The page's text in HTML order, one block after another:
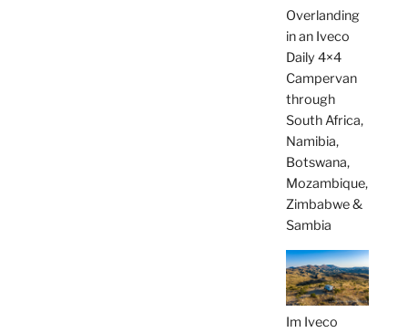
Overlanding
in an Iveco
Daily 4×4
Campervan
through
South Africa,
Namibia,
Botswana,
Mozambique,
Zimbabwe &
Sambia
Im Iveco